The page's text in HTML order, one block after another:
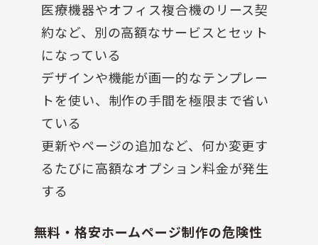
医療機器やオフィス複合機のリース契
約など、別の高額なサービスとセット
になっている
デザインや機能が画一的なテンプレー
トを使い、制作の手間を極限まで省い
ている
更新やページの追加など、何か変更す
るたびに高額なオプション料金が発生
する
無料・格安ホームページ制作の危険性